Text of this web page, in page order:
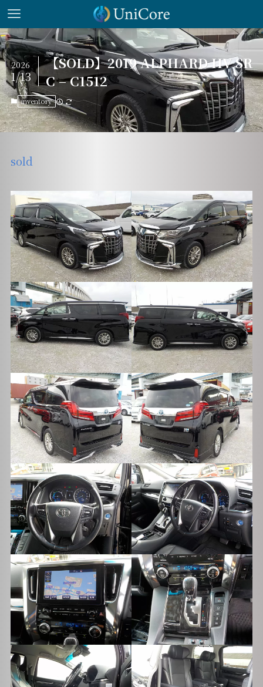
【SOLD】2019 ALPHARD HV SR
C – C1512
2026
1/13
inventory
sold